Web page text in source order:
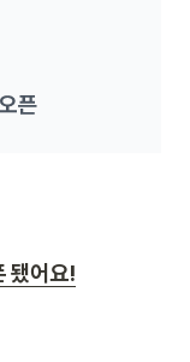
됐어요!